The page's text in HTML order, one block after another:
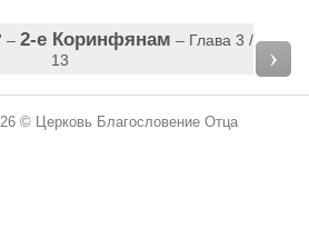
– 2-е Коринфянам – Глава 3 /
13
›
© Церковь Благословение Отца